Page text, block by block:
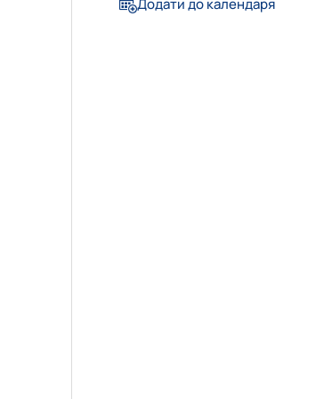
Додати до календаря